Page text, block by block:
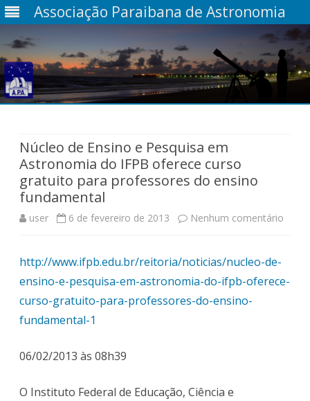
Associação Paraibana de Astronomia
Núcleo de Ensino e Pesquisa em
Astronomia do IFPB oferece curso
gratuito para professores do ensino
fundamental
user 6 de fevereiro de 2013 Nenhum comentário
http://www.ifpb.edu.br/reitoria/noticias/nucleo-de-
ensino-e-pesquisa-em-astronomia-do-ifpb-oferece-
curso-gratuito-para-professores-do-ensino-
fundamental-1
06/02/2013 às 08h39
O Instituto Federal de Educação, Ciência e